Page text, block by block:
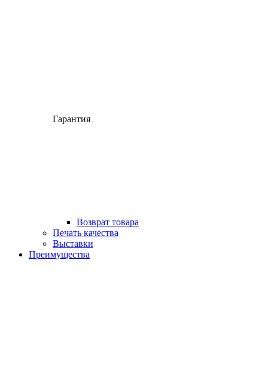
Гарантия
Возврат товара
Печать качества
Выставки
Преимущества